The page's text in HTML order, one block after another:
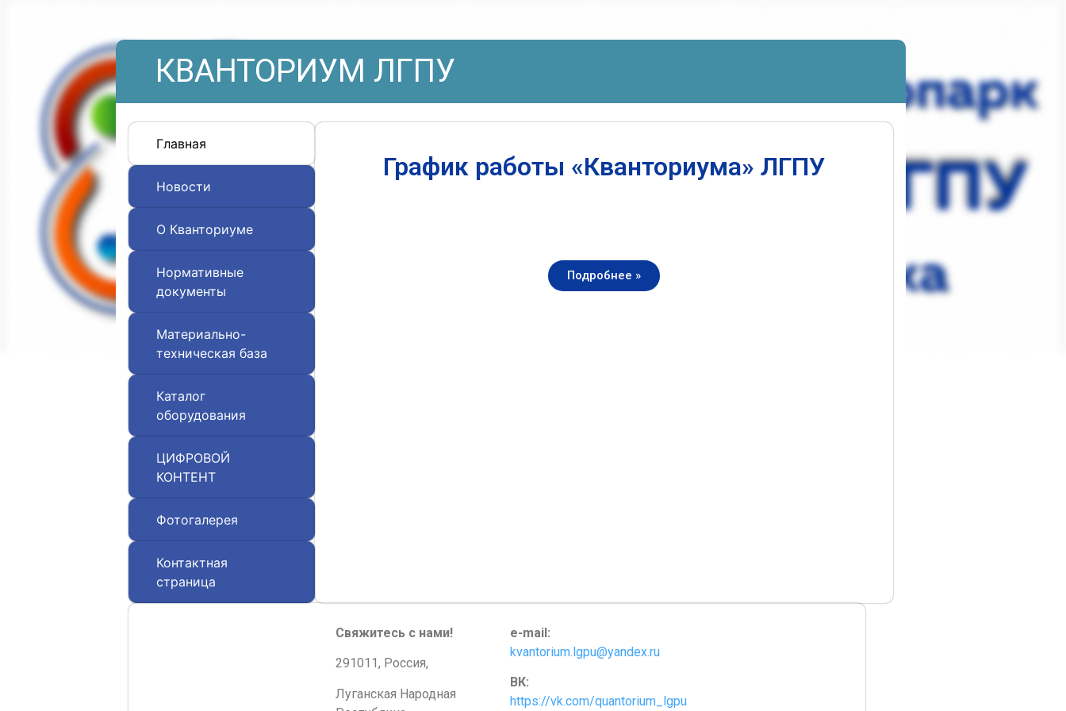
КВАНТОРИУМ ЛГПУ
Главная
Новости
О Кванториуме
Нормативные
документы
Материально-
техническая база
Каталог
оборудования
ЦИФРОВОЙ
КОНТЕНТ
Фотогалерея
Контактная
страница
График работы «Кванториума» ЛГПУ
Подробнее »
Свяжитесь с нами!
291011, Россия,
Луганская Народная
e-mail:
kvantorium.lgpu@yandex.ru
ВК:
https://vk.com/quantorium_lgpu